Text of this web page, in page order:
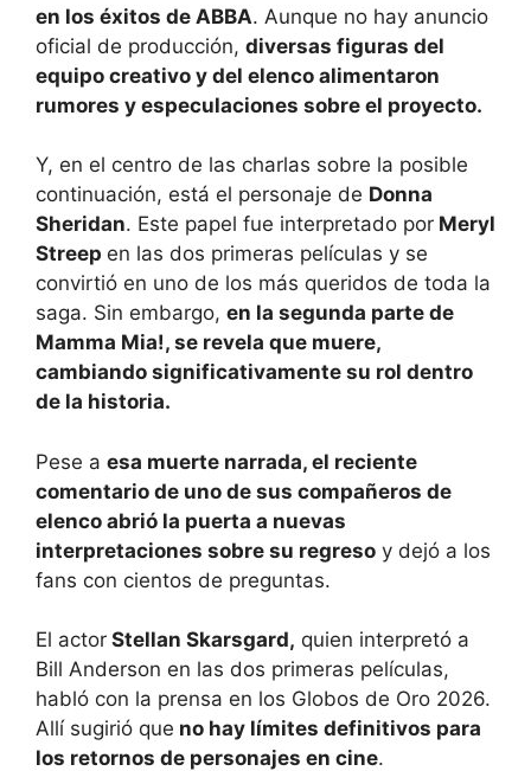
en los éxitos de ABBA. Aunque no hay anuncio
oficial de producción, diversas figuras del
equipo creativo y del elenco alimentaron
rumores y especulaciones sobre el proyecto.
Y, en el centro de las charlas sobre la posible
continuación, está el personaje de Donna
Sheridan. Este papel fue interpretado por Meryl
Streep en las dos primeras películas y se
convirtió en uno de los más queridos de toda la
saga. Sin embargo, en la segunda parte de
Mamma Mia!, se revela que muere,
cambiando significativamente su rol dentro
de la historia.
Pese a esa muerte narrada, el reciente
comentario de uno de sus compañeros de
elenco abrió la puerta a nuevas
interpretaciones sobre su regreso y dejó a los
fans con cientos de preguntas.
El actor Stellan Skarsgard, quien interpretó a
Bill Anderson en las dos primeras películas,
habló con la prensa en los Globos de Oro 2026.
Allí sugirió que no hay límites definitivos para
los retornos de personajes en cine.